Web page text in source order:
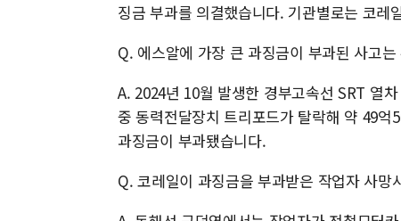
징금 부과를 의결했습니다. 기관별로는 코레
Q. 에스알에 가장 큰 과징금이 부과된 사고는
A. 2024년 10월 발생한 경부고속선 SRT 열
중 동력전달장치 트리포드가 탈락해 약 49
과징금이 부과됐습니다.
Q. 코레일이 과징금을 부과받은 작업자 사망